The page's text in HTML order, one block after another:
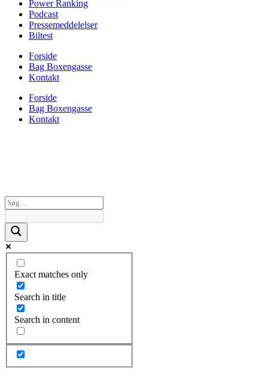
Power Ranking
Podcast
Pressemeddelelser
Biltest
Forside
Bag Boxengasse
Kontakt
Forside
Bag Boxengasse
Kontakt
Exact matches only
Search in title
Search in content